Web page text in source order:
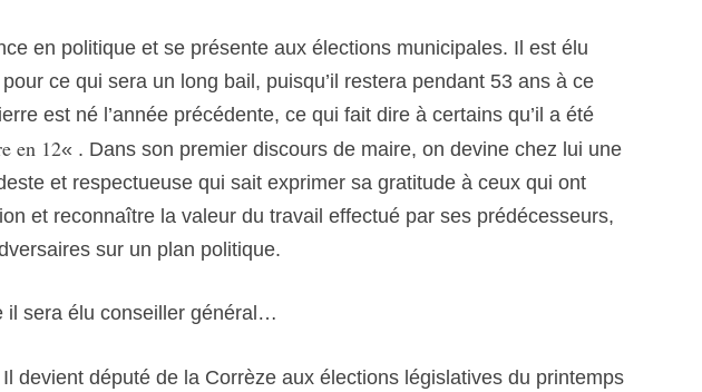
en politique et se présente aux élections municipales. Il est élu
ce qui sera un long bail, puisqu’il restera pendant 53 ans à ce
est né l’année précédente, ce qui fait dire à certains qu’il a été
en 12« . Dans son premier discours de maire, on devine chez lui une
et respectueuse qui sait exprimer sa gratitude à ceux qui ont
et reconnaître la valeur du travail effectué par ses prédécesseurs,
sur un plan politique.
il sera élu conseiller général…
devient député de la Corrèze aux élections législatives du printemps